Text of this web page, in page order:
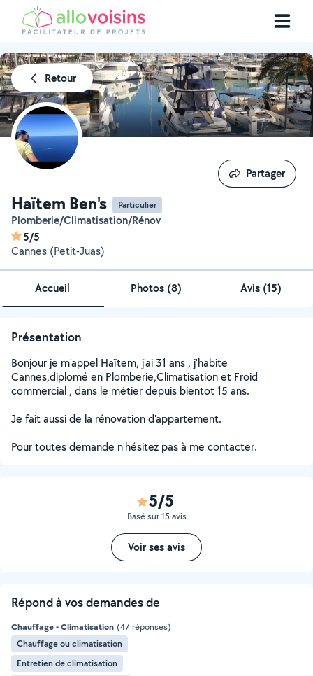
Retour
Haïtem Ben's Particulier
Plomberie/Climatisation/Rénov
5/5
Cannes (Petit-Juas)
Partager
Partager
Accueil Photos (8) Avis (15)
Présentation
Bonjour je m'appel Haïtem, j'ai 31 ans , j'habite
Cannes,diplomé en Plomberie,Climatisation et Froid
commercial , dans le métier depuis bientot 15 ans.
Je fait aussi de la rénovation d'appartement.
Pour toutes demande n'hésitez pas à me contacter.
5/5
Basé sur 15 avis
Voir ses avis
Répond à vos demandes de
Chauffage - Climatisation (47 réponses)
Chauffage ou climatisation
Entretien de climatisation